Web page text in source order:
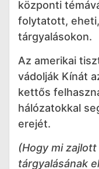
központi
folytatott,
tárgyalásokon.
Az amerikai
vádolják Kínát
kettős
hálózatokkal
erejét.
(Hogy mi
tárgyalásának